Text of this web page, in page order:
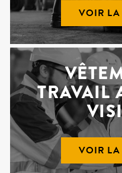
VOIR LA
TRAVAIL
VOIR LA